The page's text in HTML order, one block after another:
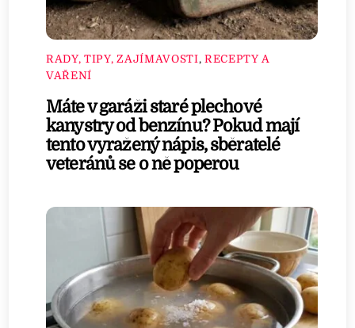
RADY, TIPY, ZAJÍMAVOSTI, RECEPTY A
VAŘENÍ
Máte v garáži staré plechové
kanystry od benzínu? Pokud mají
tento vyražený nápis, sběratelé
veteránů se o ně poperou